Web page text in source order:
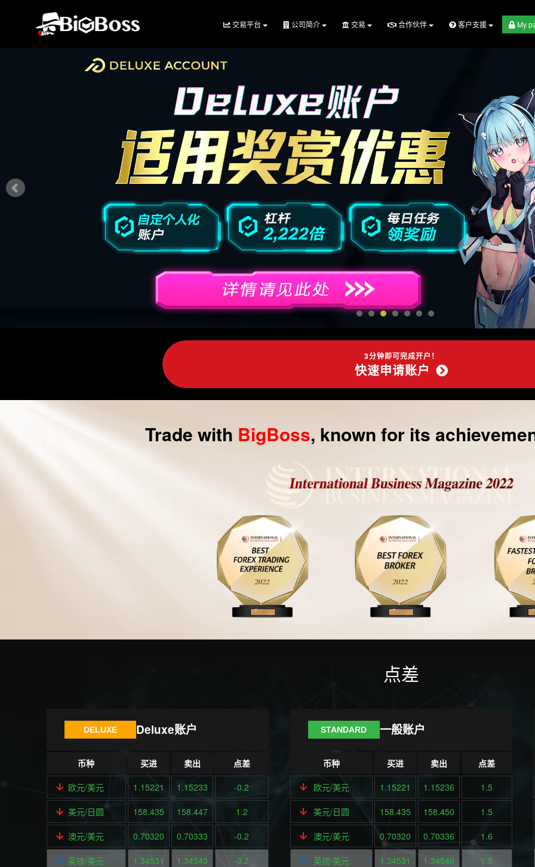
交易平台 公司简介 交易 合作伙伴 客户支援 My
BigBoss(币
文
官
易
3分钟即可完成开户！
快速申请账户
Trade with BigBoss, known for its
点差
DELUXE Deluxe账户
币种 买进 卖出
点差
欧元/美元
1.15221 1.15233 -0.2
美元/日圆 158.435 158.447 1.2
澳元/美元 0.70320 0.70333 -0.2
英镑/美元 1.34531 1.34543 -0.2
STANDARD 一般账户
币种 买进 卖出
点差
欧元/美元
1.15221 1.15236 1.5
美元/日圆 158.435 158.450 1.5
澳元/美元 0.70320 0.70336 1.6
英镑/美元 1.34531 1.34546 1.5